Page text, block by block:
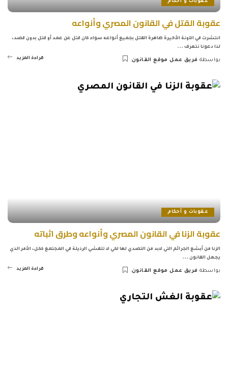
عقوبات و أحكام
عقوبة القتل في القانون المصري وأنواعه
انتشرت في الآونة الأخيرة ظاهرة القتل بجميع أنواعه سواء كان قتل عن عمد أو قتل بدون قصد،
لذا دعونا نتعرف ...
بواسطة فريق عمل موقع القانون قراءة المزيد
عقوبات و أحكام
عقوبة الزنا في القانون المصري وأنواعه وطرق اثباته
الزنا من أبشع الجرائم التي لابد من التصدي لها لكي لا تتفشي الرذيلة في المجتمع ككل، الأمر الذي
يجعل القانون ...
بواسطة فريق عمل موقع القانون قراءة المزيد